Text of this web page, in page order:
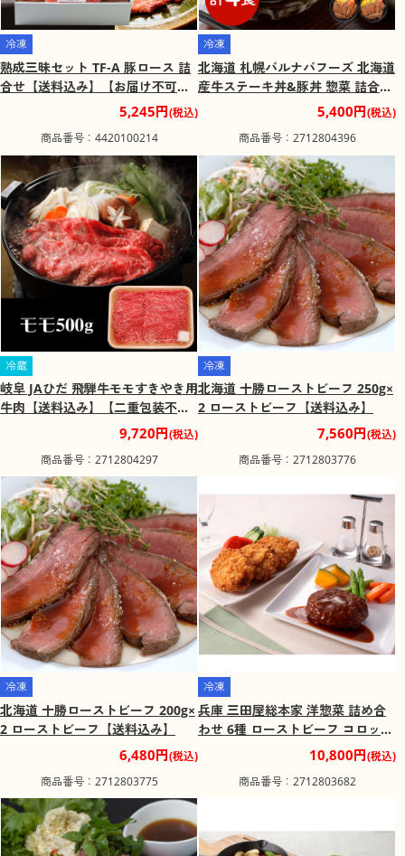
冷凍
熟成三昧セット TF-A 豚ロース 詰
合せ【送料込み】【お届け不可地
域：北海道・沖縄・離島】
5,245円(税込)
商品番号：4420100214
冷凍
北海道 札幌バルナバフーズ 北海道
産牛ステーキ丼&豚丼 惣菜 詰合せ
【送料込み】【二重包装不可】
【お届け不可地域：離島】
5,400円(税込)
商品番号：2712804396
冷蔵
岐阜 JAひだ 飛騨牛モモすきやき用
牛肉【送料込み】【二重包装不
可】【お届け不可地域：離島】
9,720円(税込)
商品番号：2712804297
冷凍
北海道 十勝ローストビーフ 250g×
2 ローストビーフ【送料込み】
7,560円(税込)
商品番号：2712803776
冷凍
北海道 十勝ローストビーフ 200g×
2 ローストビーフ【送料込み】
6,480円(税込)
商品番号：2712803775
冷凍
兵庫 三田屋総本家 洋惣菜 詰め合
わせ 6種 ローストビーフ コロッケ
ハンバーグ 惣菜【送料込み】
10,800円(税込)
商品番号：2712803682